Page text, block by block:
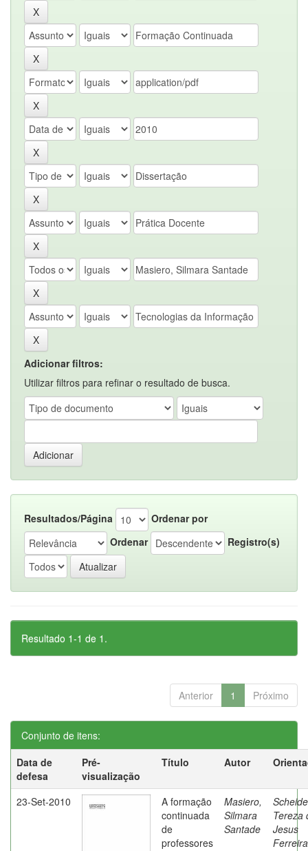
Adicionar filtros:
Utilizar filtros para refinar o resultado de busca.
Resultados/Página
Ordenar por
Ordenar
Registro(s)
Resultado 1-1 de 1.
Anterior 1 Próximo
Conjunto de itens:
Data de
defesa
Pré-
visualização
Título Autor
23-Set-2010
A formação
continuada
de
professores
Masiero,
Silmara
Santade
Tereza
Jesus
Ferreira